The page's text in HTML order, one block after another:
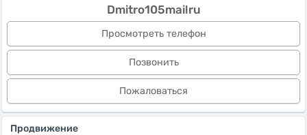
Dmitro105mailru
Просмотреть телефон
Позвонить
Пожаловаться
Продвижение